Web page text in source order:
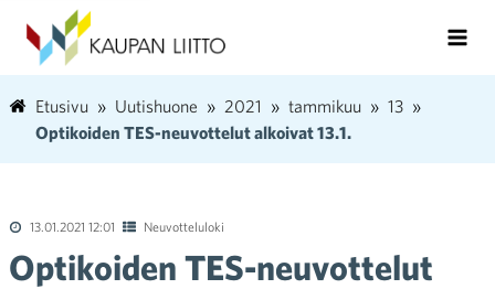
Etusivu Uutishuone 2021 tammikuu
13
Optikoiden TES-neuvottelut alkoivat 13.1.
13.01.2021 12:01 Neuvotteluloki
Optikoiden TES-neuvottelut